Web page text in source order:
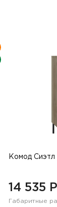
Комод
14 535
Габаритные